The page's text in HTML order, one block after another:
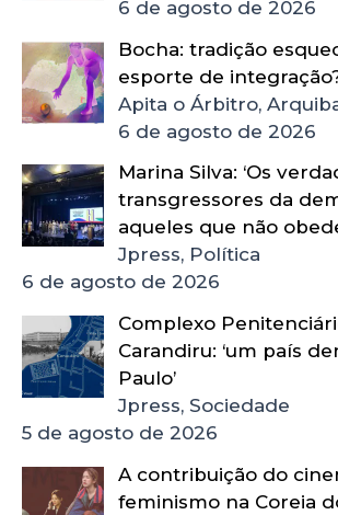
6 de agosto de 2026
Bocha: tradição
esporte de
Apita o Árbitro,
6 de agosto de 2026
Marina Silva: ‘Os
transgressores da
aqueles que não
Jpress, Política
6 de agosto de 2026
Complexo
Carandiru: ‘um país
Paulo’
Jpress, Sociedade
5 de agosto de 2026
A contribuição do
feminismo na Coreia